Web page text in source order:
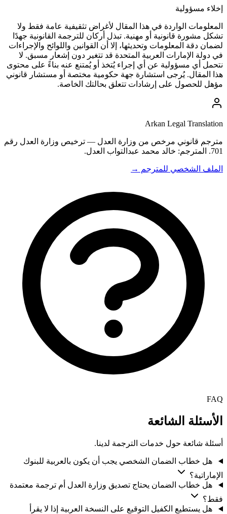
إخلاء مسؤولية
المعلومات الواردة في هذا المقال لأغراض تثقيفية عامة فقط ولا
تشكل مشورة قانونية أو مهنية. تبذل أركان للترجمة القانونية جهدًا
لضمان دقة المعلومات وتحديثها، إلا أن القوانين واللوائح والإجراءات
في دولة الإمارات العربية المتحدة قد تتغير دون إشعار مسبق. لا
نتحمل أي مسؤولية عن أي إجراء يُتخذ أو يُمتنع عنه بناءً على محتوى
هذا المقال. يُرجى استشارة جهة حكومية مختصة أو مستشار قانوني
مؤهل للحصول على إرشادات تتعلق بحالتك الخاصة.
Arkan Legal Translation
مترجم قانوني مرخص من وزارة العدل — ترخيص وزارة العدل رقم
701. المترجم: خالد محمد عبدالتواب العدل.
الملف الشخصي للمترجم →
FAQ
الأسئلة الشائعة
أسئلة شائعة حول خدمات الترجمة لدينا.
هل خطاب الضمان الشخصي يجب أن يكون بالعربية للبنوك
الإماراتية؟
هل خطاب الضمان يحتاج تصديق وزارة العدل أم ترجمة معتمدة
فقط؟
هل يستطيع الكفيل التوقيع على النسخة العربية إذا لا يقرأ